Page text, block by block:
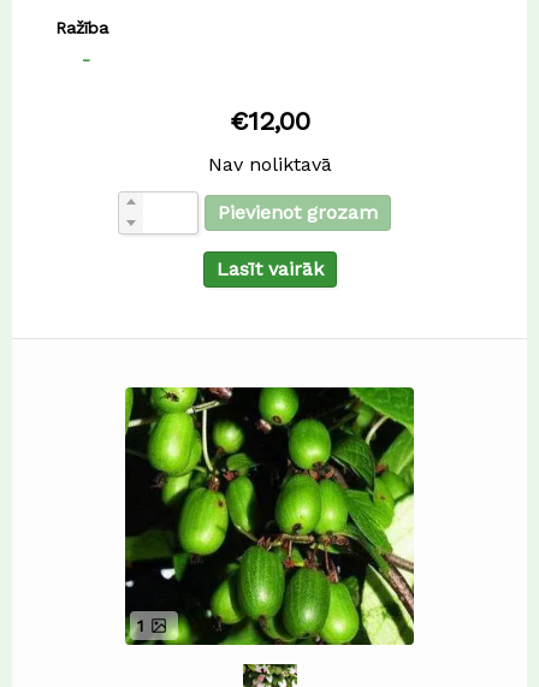
Ražība
-
€12,00
Nav noliktavā
Pievienot grozam
Lasīt vairāk
1